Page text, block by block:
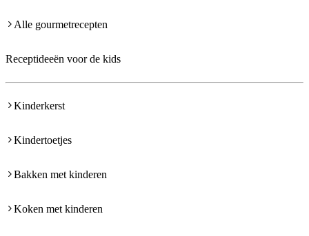
Alle gourmetrecepten
Receptideeën voor de kids
Kinderkerst
Kindertoetjes
Bakken met kinderen
Koken met kinderen